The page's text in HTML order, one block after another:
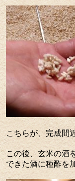
こちらが、完成間
この後、玄米の酒
できた酒に種酢を